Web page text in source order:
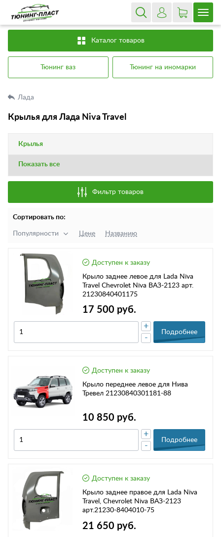
Каталог товаров
Тюнинг ваз Тюнинг на иномарки
Лада
Крылья для Лада Niva Travel
Крылья
Показать все
Фильтр товаров
Сортировать по:
Популярности Цене Названию
Доступен к заказу
Крыло заднее левое для Lada Niva
Travel Chevrolet Niva ВАЗ-2123 арт.
21230840401175
17 500 руб.
-
+
Подробнее
Доступен к заказу
Крыло переднее левое для Нива
Тревел 21230840301181-88
10 850 руб.
-
+
Подробнее
Доступен к заказу
Крыло заднее правое для Lada Niva
Travel, Chevrolet Niva ВАЗ-2123
арт.21230-8404010-75
21 650 руб.